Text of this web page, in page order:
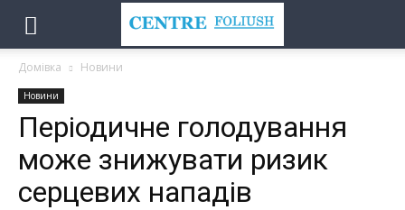
Домівка Новини
Новини
Періодичне голодування
може знижувати ризик
серцевих нападів